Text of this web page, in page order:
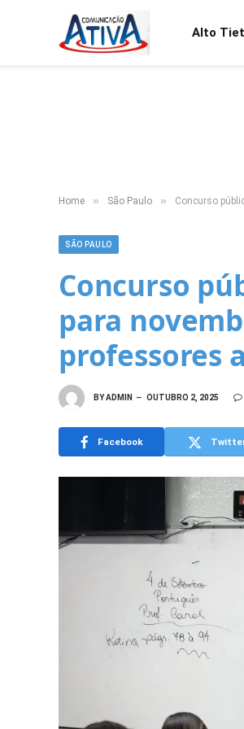
Alto
Home » São Paulo » Concurso
SÃO PAULO
Concurso
para
professores
BYADMIN OUTUBRO 2, 2025
Facebook